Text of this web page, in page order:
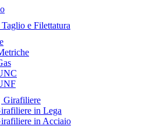
e Filettatura
Girafiliere
in Lega
in Acciaio